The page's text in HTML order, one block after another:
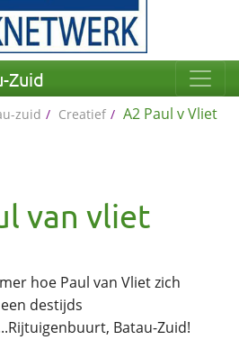
Zuid
zuid Creatief A2 Paul v Vliet
van vliet
hoe Paul van Vliet zich
destijds
Batau-Zuid!